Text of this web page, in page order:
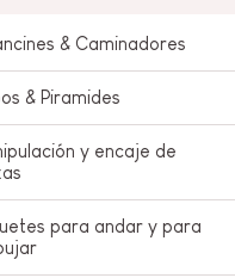
& Caminadores
& Piramides
y encaje de
para andar y para